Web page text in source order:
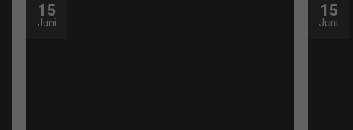
15
Juni
15
Juni